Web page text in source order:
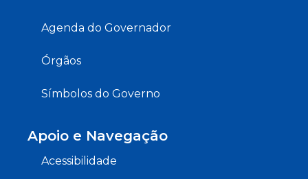
Agenda do Governador
Órgãos
Símbolos do Governo
Apoio e Navegação
Acessibilidade